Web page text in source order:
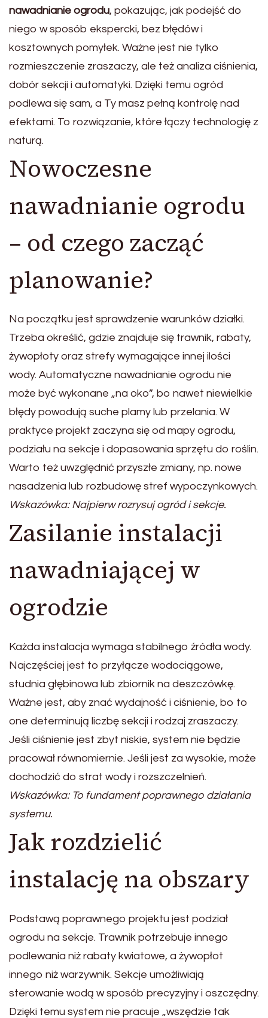
nawadnianie ogrodu, pokazując, jak podejść do
niego w sposób ekspercki, bez błędów i
kosztownych pomyłek. Ważne jest nie tylko
rozmieszczenie zraszaczy, ale też analiza ciśnienia,
dobór sekcji i automatyki. Dzięki temu ogród
podlewa się sam, a Ty masz pełną kontrolę nad
efektami. To rozwiązanie, które łączy technologię z
naturą.
Nowoczesne
nawadnianie ogrodu
– od czego zacząć
planowanie?
Na początku jest sprawdzenie warunków działki.
Trzeba określić, gdzie znajduje się trawnik, rabaty,
żywopłoty oraz strefy wymagające innej ilości
wody. Automatyczne nawadnianie ogrodu nie
może być wykonane „na oko”, bo nawet niewielkie
błędy powodują suche plamy lub przelania. W
praktyce projekt zaczyna się od mapy ogrodu,
podziału na sekcje i dopasowania sprzętu do roślin.
Warto też uwzględnić przyszłe zmiany, np. nowe
nasadzenia lub rozbudowę stref wypoczynkowych.
Wskazówka: Najpierw rozrysuj ogród i sekcje.
Zasilanie instalacji
nawadniającej w
ogrodzie
Każda instalacja wymaga stabilnego źródła wody.
Najczęściej jest to przyłącze wodociągowe,
studnia głębinowa lub zbiornik na deszczówkę.
Ważne jest, aby znać wydajność i ciśnienie, bo to
one determinują liczbę sekcji i rodzaj zraszaczy.
Jeśli ciśnienie jest zbyt niskie, system nie będzie
pracował równomiernie. Jeśli jest za wysokie, może
dochodzić do strat wody i rozszczelnień.
Wskazówka: To fundament poprawnego działania
systemu.
Jak rozdzielić
instalację na obszary
Podstawą poprawnego projektu jest podział
ogrodu na sekcje. Trawnik potrzebuje innego
podlewania niż rabaty kwiatowe, a żywopłot
innego niż warzywnik. Sekcje umożliwiają
sterowanie wodą w sposób precyzyjny i oszczędny.
Dzięki temu system nie pracuje „wszędzie tak